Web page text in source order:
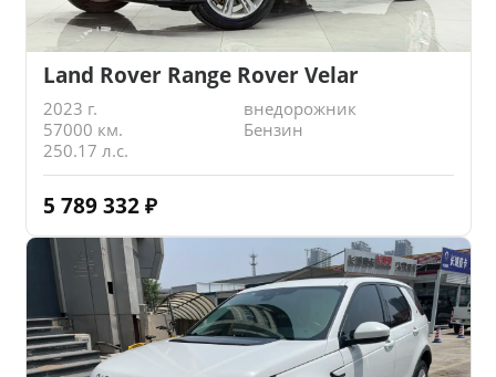
Land Rover Range Rover Velar
2023 г.
внедорожник
57000 км.
Бензин
250.17 л.с.
5 789 332 ₽